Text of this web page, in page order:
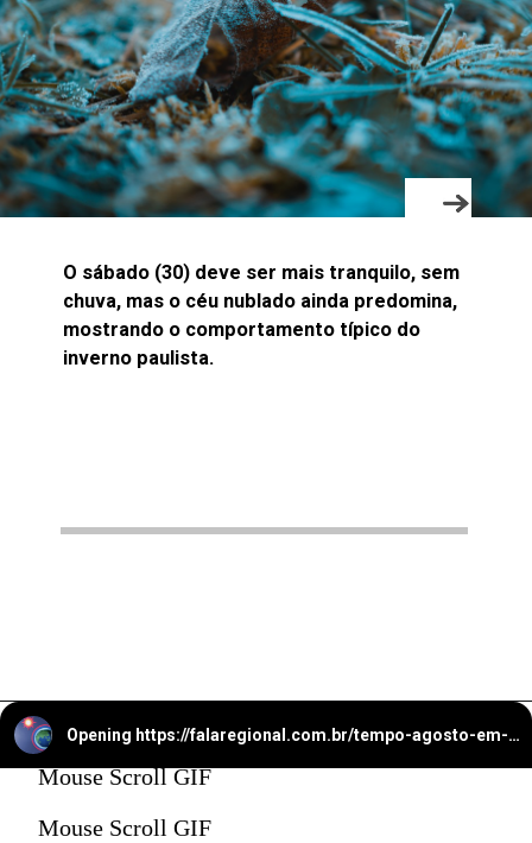
O sábado (30) deve ser mais tranquilo, sem
chuva, mas o céu nublado ainda predomina,
mostrando o comportamento típico do
inverno paulista.
Opening https://falaregional.com.br/tempo-agosto-em-caieiras-registra-apenas-37-mm-de-chuva-clima-segue-seco-e-instavel.html
Mouse Scroll GIF
Mouse Scroll GIF